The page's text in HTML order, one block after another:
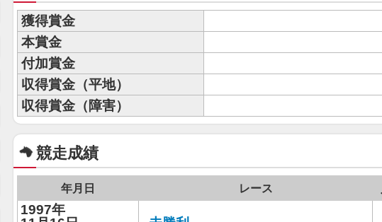
獲得賞金
本賞金
付加賞金
収得賞金（平地）
収得賞金（障害）
競走成績
年月日 レース
1997年